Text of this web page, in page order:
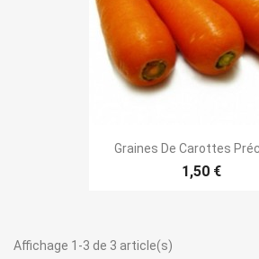
Graines De Carottes
1,50 €
Affichage 1-3 de 3 article(s)